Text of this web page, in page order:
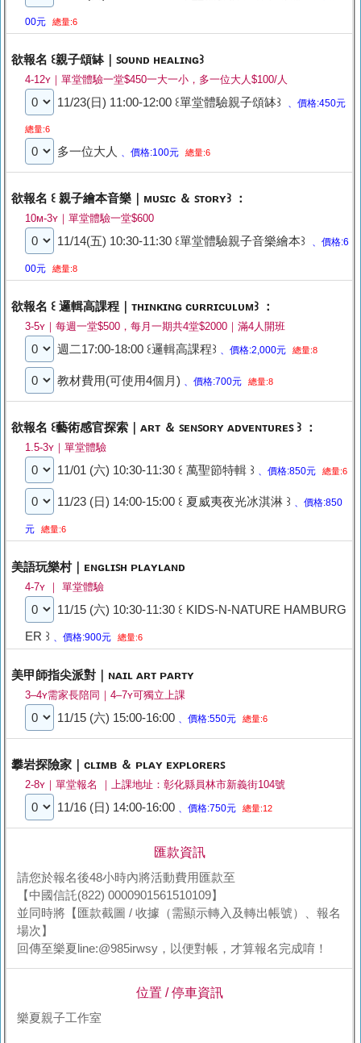
00元 總量:6
欲報名 ꒰親子頌缽｜ꜱᴏᴜɴᴅ ʜᴇᴀʟɪɴɢ꒱
4-12ʏ｜單堂體驗一堂$450一大一小，多一位大人$100/人
11/23(日) 11:00-12:00 ꒰單堂體驗親子頌缽꒱ 、價格:450元
總量:6
多一位大人 、價格:100元 總量:6
欲報名 ꒰ 親子繪本音樂｜ᴍᴜꜱɪᴄ ＆ ꜱᴛᴏʀʏ꒱ ：
10ᴍ-3ʏ｜單堂體驗一堂$600
11/14(五) 10:30-11:30 ꒰單堂體驗親子音樂繪本꒱ 、價格:6
00元 總量:8
欲報名 ꒰ 邏輯高課程｜ᴛʜɪɴᴋɪɴɢ ᴄᴜʀʀɪᴄᴜʟᴜᴍ꒱ ：
3-5ʏ｜每週一堂$500，每月一期共4堂$2000｜滿4人開班
週二17:00-18:00 ꒰邏輯高課程꒱ 、價格:2,000元 總量:8
教材費用(可使用4個月) 、價格:700元 總量:8
欲報名 ꒰藝術感官探索｜ᴀʀᴛ ＆ ꜱᴇɴꜱᴏʀʏ ᴀᴅᴠᴇɴᴛᴜʀᴇꜱ ꒱ ：
1.5-3ʏ｜單堂體驗
11/01 (六) 10:30-11:30 ꒰ 萬聖節特輯 ꒱ 、價格:850元 總量:6
11/23 (日) 14:00-15:00 ꒰ 夏威夷夜光冰淇淋 ꒱ 、價格:850
元 總量:6
美語玩樂村｜ᴇɴɢʟɪꜱʜ ᴘʟᴀʏʟᴀɴᴅ
4-7ʏ ｜ 單堂體驗
11/15 (六) 10:30-11:30 ꒰ KIDS-N-NATURE HAMBURG
ER ꒱ 、價格:900元 總量:6
美甲師指尖派對｜ɴᴀɪʟ ᴀʀᴛ ᴘᴀʀᴛʏ
3–4ʏ需家長陪同｜4–7ʏ可獨立上課
11/15 (六) 15:00-16:00 、價格:550元 總量:6
攀岩探險家｜ᴄʟɪᴍʙ ＆ ᴘʟᴀʏ ᴇxᴘʟᴏʀᴇʀꜱ
2-8ʏ｜單堂報名 ｜上課地址：彰化縣員林市新義街104號
11/16 (日) 14:00-16:00 、價格:750元 總量:12
匯款資訊
請您於報名後48小時內將活動費用匯款至
【中國信託(822) 0000901561510109】
並同時將【匯款截圖 / 收據（需顯示轉入及轉出帳號）、報名
場次】
回傳至樂夏line:@985irwsy，以便對帳，才算報名完成唷！
位置 / 停車資訊
樂夏親子工作室